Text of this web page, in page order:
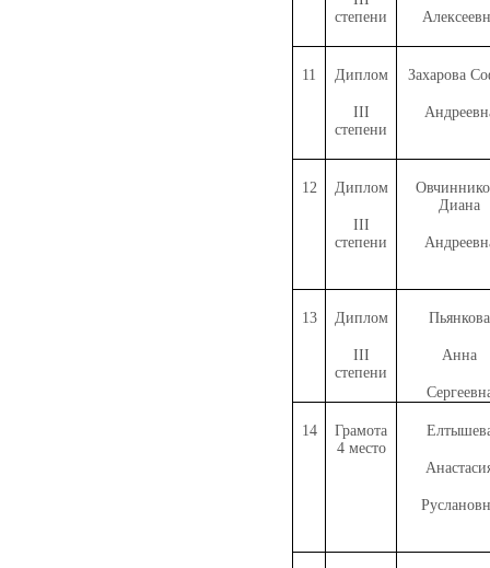
степени
11 Диплом
III
степени
Захарова
12 Диплом
III
степени
Диана
13 Диплом
III
степени
Пьянкова
Анна
14
Грамота
4 место